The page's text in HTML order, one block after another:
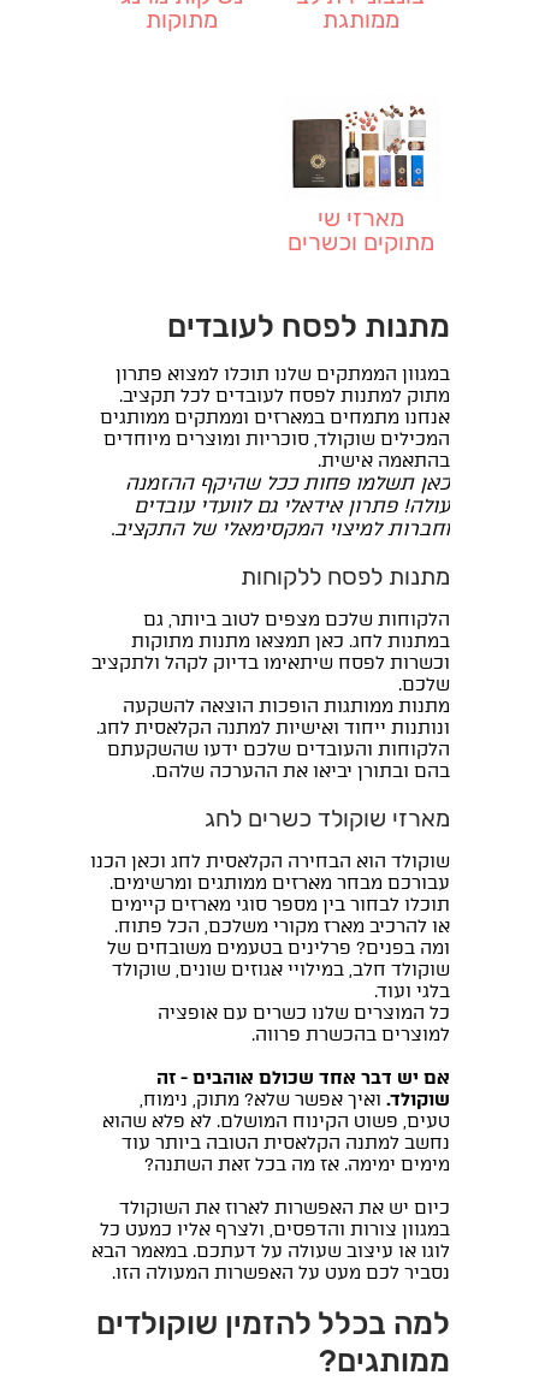
ממותגת
מתוקות
מארזי שי
מתוקים וכשרים
מתנות לפסח לעובדים
במגוון הממתקים שלנו תוכלו למצוא פתרון
מתוק למתנות לפסח לעובדים לכל תקציב.
אנחנו מתמחים במארזים וממתקים ממותגים
המכילים שוקולד, סוכריות ומוצרים מיוחדים
בהתאמה אישית.
כאן תשלמו פחות ככל שהיקף ההזמנה
עולה! פתרון אידאלי גם לוועדי עובדים
וחברות למיצוי המקסימאלי של התקציב.
מתנות לפסח ללקוחות
הלקוחות שלכם מצפים לטוב ביותר, גם
במתנות לחג. כאן תמצאו מתנות מתוקות
וכשרות לפסח שיתאימו בדיוק לקהל ולתקציב
שלכם.
מתנות ממותגות הופכות הוצאה להשקעה
ונותנות ייחוד ואישיות למתנה הקלאסית לחג.
הלקוחות והעובדים שלכם ידעו שהשקעתם
בהם ובתורן יביאו את ההערכה שלהם.
מארזי שוקולד כשרים לחג
שוקולד הוא הבחירה הקלאסית לחג וכאן הכנו
עבורכם מבחר מארזים ממותגים ומרשימים.
תוכלו לבחור בין מספר סוגי מארזים קיימים
או להרכיב מארז מקורי משלכם, הכל פתוח.
ומה בפנים? פרלינים בטעמים משובחים של
שוקולד חלב, במילויי אגוזים שונים, שוקולד
בלגי ועוד.
כל המוצרים שלנו כשרים עם אופציה
למוצרים בהכשרת פרווה.
אם יש דבר אחד שכולם אוהבים - זה
שוקולד. ואיך אפשר שלא? מתוק, נימוח,
טעים, פשוט הקינוח המושלם. לא פלא שהוא
נחשב למתנה הקלאסית הטובה ביותר עוד
מימים ימימה. אז מה בכל זאת השתנה?
כיום יש את האפשרות לארוז את השוקולד
במגוון צורות והדפסים, ולצרף אליו כמעט כל
לוגו או עיצוב שעולה על דעתכם. במאמר הבא
נסביר לכם מעט על האפשרות המעולה הזו.
למה בכלל להזמין שוקולדים
ממותגים?